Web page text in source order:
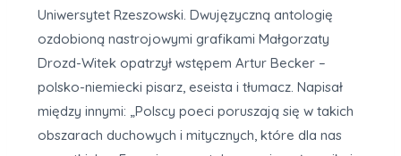
Uniwersytet Rzeszowski. Dwujęzyczną antologię
ozdobioną nastrojowymi grafikami Małgorzaty
Drozd-Witek opatrzył wstępem Artur Becker –
polsko-niemiecki pisarz, eseista i tłumacz. Napisał
między innymi: „Polscy poeci poruszają się w takich
obszarach duchowych i mitycznych, które dla nas